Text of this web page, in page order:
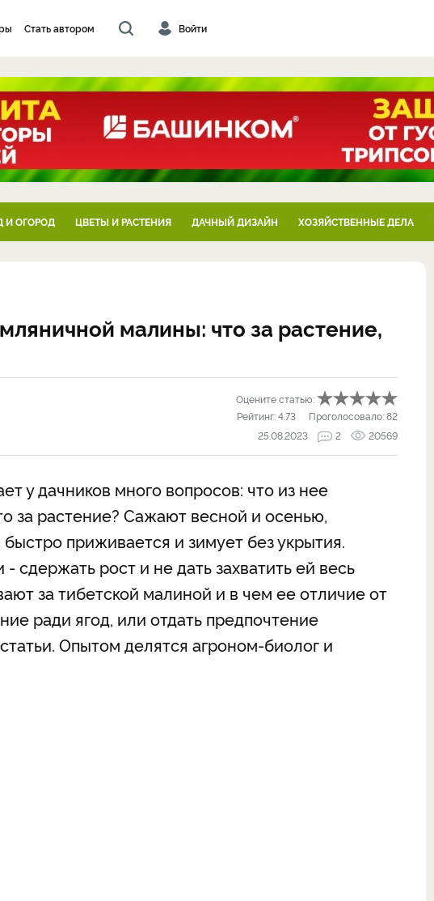
Стать автором Войти
И ОГОРОД ЦВЕТЫ И РАСТЕНИЯ ДАЧНЫЙ ДИЗАЙН ХОЗЯЙСТВЕННЫЕ ДЕЛА
малины: что за растение,
Оцените статью:
Рейтинг:4.73 Проголосовало:82
25.08.2023
2 20569
у дачников много вопросов: что из нее
за растение? Сажают весной и осенью,
приживается и зимует без укрытия.
рост и не дать захватить ей весь
за тибетской малиной и в чем ее отличие от
ради ягод, или отдать предпочтение
Опытом делятся агроном-биолог и